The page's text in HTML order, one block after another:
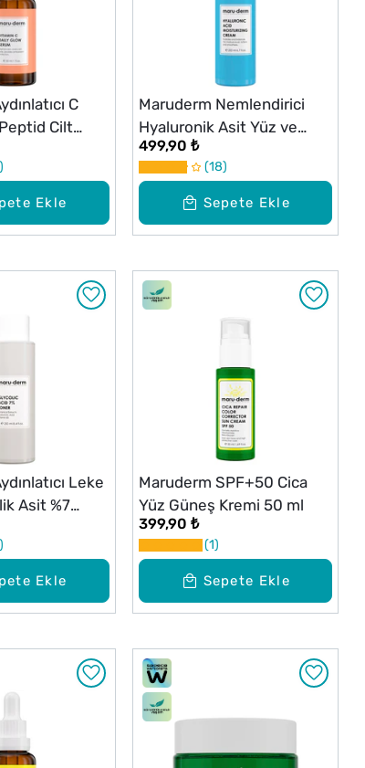
Ekle
C
Cilt
30 ml
Sepete Ekle
Maruderm Nemlendirici
Hyaluronik Asit Yüz ve
Vücut Bakım Kremi 200 ml
499,90 ₺
18
Ekle
Leke
Asit %7
Sepete Ekle
Maruderm SPF+50 Cica
Yüz Güneş Kremi 50 ml
399,90 ₺
1